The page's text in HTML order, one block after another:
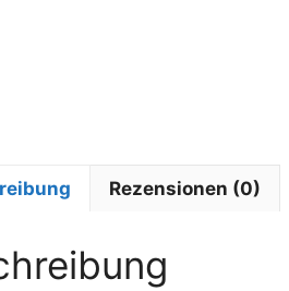
Rezensionen (0)